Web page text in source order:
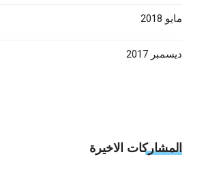
مايو 2018
ديسمبر 2017
المشاركات الاخيرة